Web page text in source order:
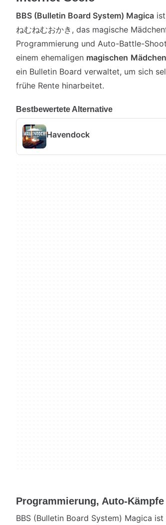
BBS (Bulletin Board System) Magica
ねむねむおかき, das magische
Programmierung und Auto-Battle-
einem ehemaligen magischen Mädchen
ein Bulletin Board verwaltet, um sich
frühe Rente hinarbeitet.
Bestbewertete Alternative
Havendock
Programmierung, Auto-
BBS (Bulletin Board System) Magica